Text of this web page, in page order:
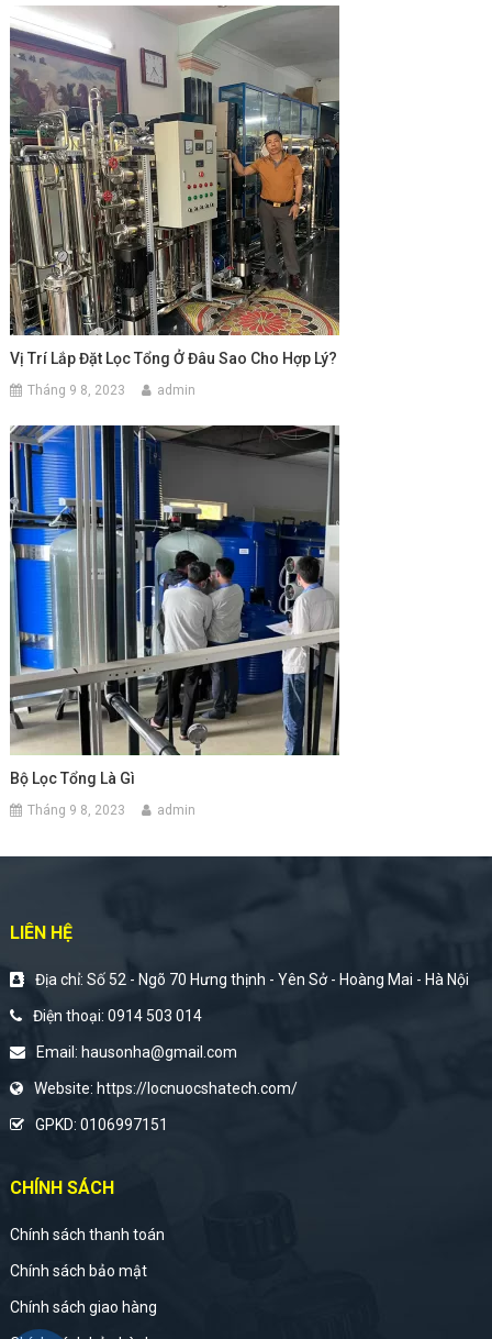
Vị Trí Lắp Đặt Lọc Tổng Ở Đâu Sao Cho Hợp Lý?
Tháng 9 8, 2023 admin
Bộ Lọc Tổng Là Gì
Tháng 9 8, 2023 admin
LIÊN HỆ
Địa chỉ: Số 52 - Ngõ 70 Hưng thịnh - Yên Sở - Hoàng Mai - Hà Nội
Điện thoại:0914 503 014
Email: hausonha@gmail.com
Website: https://locnuocshatech.com/
GPKD: 0106997151
CHÍNH SÁCH
Chính sách thanh toán
Chính sách bảo mật
Chính sách giao hàng